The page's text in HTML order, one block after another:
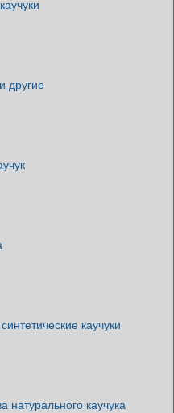
другие
каучуки
натурального каучука